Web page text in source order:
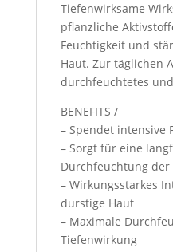
Tiefenwirksame
pflanzliche
Feuchtigkeit und
Haut. Zur täglichen
durchfeuchtetes
BENEFITS /
– Spendet intensive
– Sorgt für eine
Durchfeuchtung der
– Wirkungsstarkes
durstige Haut
– Maximale
Tiefenwirkung